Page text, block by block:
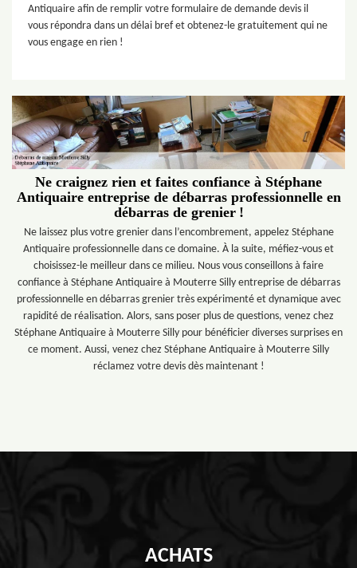
Antiquaire afin de remplir votre formulaire de demande devis il
vous répondra dans un délai bref et obtenez-le gratuitement qui ne
vous engage en rien !
Ne craignez rien et faites confiance à Stéphane
Antiquaire entreprise de débarras professionnelle en
débarras de grenier !
Ne laissez plus votre grenier dans l’encombrement, appelez Stéphane
Antiquaire professionnelle dans ce domaine. À la suite, méfiez-vous et
choisissez-le meilleur dans ce milieu. Nous vous conseillons à faire
confiance à Stéphane Antiquaire à Mouterre Silly entreprise de débarras
professionnelle en débarras grenier très expérimenté et dynamique avec
rapidité de réalisation. Alors, sans poser plus de questions, venez chez
Stéphane Antiquaire à Mouterre Silly pour bénéficier diverses surprises en
ce moment. Aussi, venez chez Stéphane Antiquaire à Mouterre Silly
réclamez votre devis dès maintenant !
ACHATS